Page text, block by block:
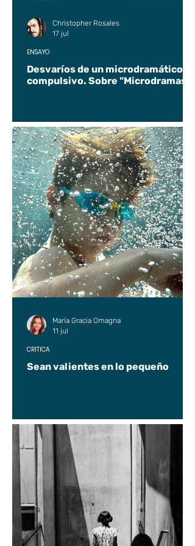
Desvaríos de un microdramático
compulsivo. Sobre "Microdramas".
ENSAYO
Christopher Rosales
17 jul
Sean valientes en lo pequeño
CRÍTICA
María Gracia Omagna
11 jul